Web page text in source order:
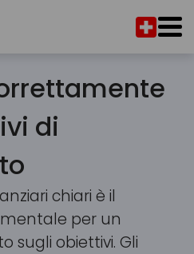
di
chiari è il
per un
sugli obiettivi. Gli